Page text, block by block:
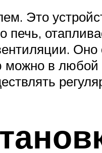
Это
печь,
Оно
в любой